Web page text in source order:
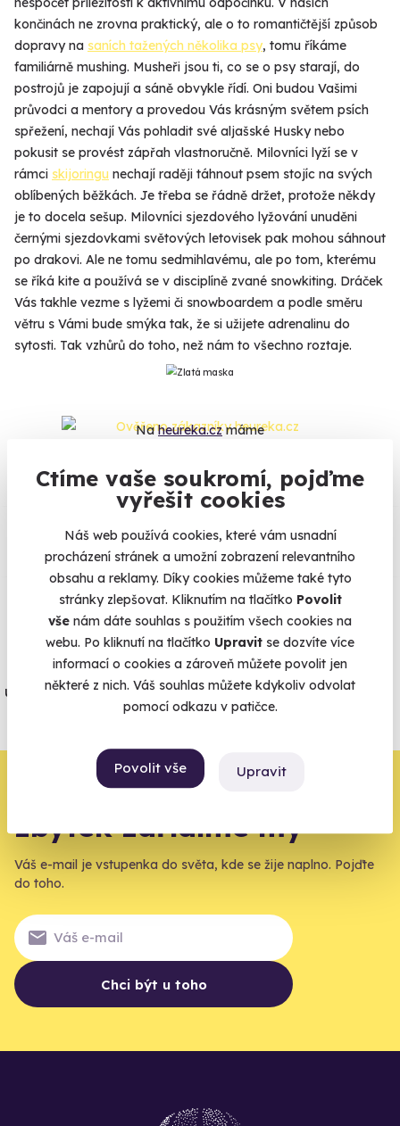
Ctíme vaše soukromí, pojďme
vyřešit cookies
Náš web používá cookies, které vám usnadní
procházení stránek a umožní zobrazení relevantního
obsahu a reklamy. Díky cookies můžeme také tyto
stránky zlepšovat. Kliknutím na tlačítko Povolit
vše nám dáte souhlas s použitím všech cookies na
webu. Po kliknutí na tlačítko Upravit se dozvíte více
informací o cookies a zároveň můžete povolit jen
některé z nich. Váš souhlas můžete kdykoliv odvolat
pomocí odkazu v patičce.
Povolit vše Upravit
končinách ne zrovna praktický, ale o to romantičtější způsob
dopravy na saních tažených několika psy, tomu říkáme
familiárně mushing. Musheři jsou ti, co se o psy starají, do
postrojů je zapojují a sáně obvykle řídí. Oni budou Vašimi
průvodci a mentory a provedou Vás krásným světem psích
spřežení, nechají Vás pohladit své aljašské Husky nebo
pokusit se provést zápřah vlastnoručně. Milovníci lyží se v
rámci skijoringu nechají raději táhnout psem stojíc na svých
oblíbených běžkách. Je třeba se řádně držet, protože někdy
je to docela sešup. Milovníci sjezdového lyžování unuděni
černými sjezdovkami světových letovisek pak mohou sáhnout
po drakovi. Ale ne tomu sedmihlavému, ale po tom, kterému
se říká kite a používá se v disciplíně zvané snowkiting. Dráček
Vás takhle vezme s lyžemi či snowboardem a podle směru
větru s Vámi bude smýka tak, že si užijete adrenalinu do
sytosti. Tak vzhůrů do toho, než nám to všechno roztaje.
Naheureka.czmáme
Co si o nás myslí
Zobraz ohlasy
Vše umíme pojistit
Jeden nikdy neví. Máme nejvyšší
úrazové pojištění z nabídky zážitkových
agentur.
Zbývá jeden krok,
zbytek zařídíme my
Váš e-mail je vstupenka do světa, kde se žije naplno. Pojďte
do toho.
Chci být u toho